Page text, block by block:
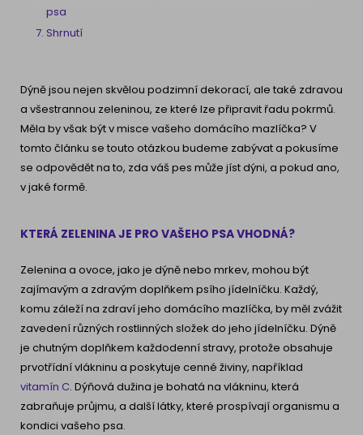
psa
Shrnutí
Dýně jsou nejen skvělou podzimní dekorací, ale také zdravou
a všestrannou zeleninou, ze které lze připravit řadu pokrmů.
Měla by však být v misce vašeho domácího mazlíčka? V
tomto článku se touto otázkou budeme zabývat a pokusíme
se odpovědět na to, zda váš pes může jíst dýni, a pokud ano,
v jaké formě.
KTERÁ ZELENINA JE PRO VAŠEHO PSA VHODNÁ?
Zelenina a ovoce, jako je dýně nebo mrkev, mohou být
zajímavým a zdravým doplňkem psího jídelníčku. Každý,
komu záleží na zdraví jeho domácího mazlíčka, by měl zvážit
zavedení různých rostlinných složek do jeho jídelníčku. Dýně
je chutným doplňkem každodenní stravy, protože obsahuje
prvotřídní vlákninu a poskytuje cenné živiny, například
vitamín C. Dýňová dužina je bohatá na vlákninu, která
zabraňuje průjmu, a další látky, které prospívají organismu a
kondici vašeho psa.